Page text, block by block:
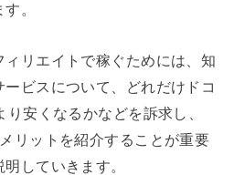
。
リエイトで稼ぐためには、知
ビスについて、どれだけドコ
安くなるかなどを訴求し、
リットを紹介することが重要
していきます。